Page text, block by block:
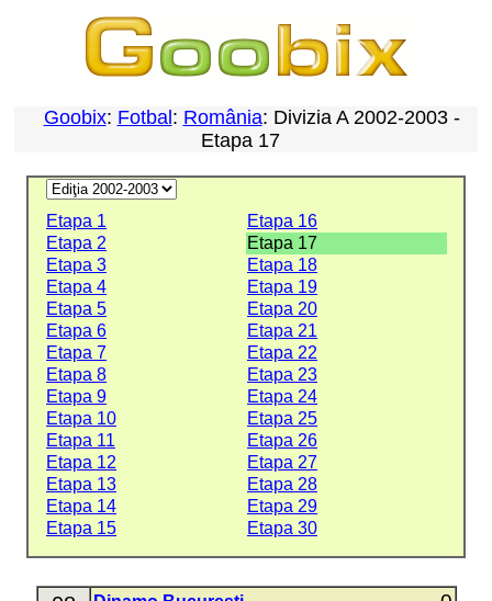
Goobix: Fotbal : România: Divizia A 2002-2003 -
Etapa 17
Etapa 1
Etapa 16
Etapa 2
Etapa 17
Etapa 3
Etapa 18
Etapa 4
Etapa 19
Etapa 5
Etapa 20
Etapa 6
Etapa 21
Etapa 7
Etapa 22
Etapa 8
Etapa 23
Etapa 9
Etapa 24
Etapa 10
Etapa 25
Etapa 11
Etapa 26
Etapa 12
Etapa 27
Etapa 13
Etapa 28
Etapa 14
Etapa 29
Etapa 15
Etapa 30